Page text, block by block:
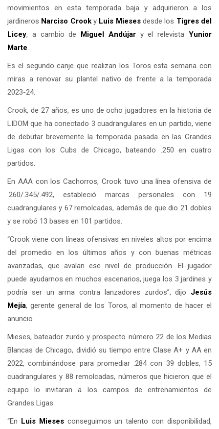
movimientos en esta temporada baja y adquirieron a los
jardineros Narciso Crooky Luis Miesesdesde los Tigres del
Licey, a cambio de Miguel Andújary el relevistaYunior
Marte.
Es el segundo canje que realizan los Toros esta semana con
miras a renovar su plantel nativo de frente a la temporada
2023-24.
Crook, de 27 años, es uno de ocho jugadores en la historia de
LIDOM que ha conectado 3 cuadrangulares en un partido, viene
de debutar brevemente la temporada pasada en las Grandes
Ligas con los Cubs de Chicago, bateando .250 en cuatro
partidos.
En AAA con los Cachorros, Crook tuvo una línea ofensiva de
.260/.345/.492, estableció marcas personales con 19
cuadrangulares y 67 remolcadas, además de que dio 21 dobles
y se robó 13 bases en 101 partidos.
“Crook viene con líneas ofensivas en niveles altos por encima
del promedio en los últimos años y con buenas métricas
avanzadas, que avalan ese nivel de producción. El jugador
puede ayudarnos en muchos escenarios, juega los 3 jardines y
podría ser un arma contra lanzadores zurdos”, dijo Jesús
Mejía, gerente general de los Toros, al momento de hacer el
anuncio
Mieses, bateador zurdo y prospecto número 22 de los Medias
Blancas de Chicago, dividió su tiempo entre Clase A+ y AA en
2022, combinándose para promediar .284 con 39 dobles, 15
cuadrangulares y 88 remolcadas, números que hicieron que el
equipo lo invitaran a los campos de entrenamientos de
Grandes Ligas.
“En Luis Miesesconseguimos un talento con disponibilidad,